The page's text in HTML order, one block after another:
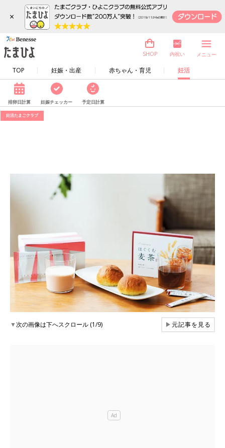
×
TOP 妊娠・出産 赤ちゃん・育児 妊活
SHOP 内祝い メニュー
排卵日計算 妊娠チェッカー 予定日計算
妊活たまごクラブ
▼次の画像は下へスクロール (1/9) ▶元記事を見る